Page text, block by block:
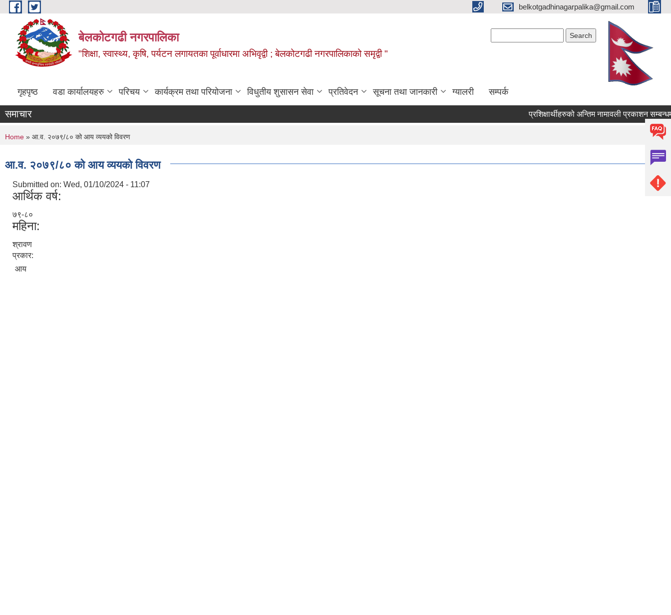
Skip to main content belkotgadhinagarpalika@gmail.com
बेलकोटगढी नगरपालिका
"शिक्षा, स्वास्थ्य, कृषि, पर्यटन लगायतका पूर्वाधारमा अभिवृद्वी ; बेलकोटगढी नगरपालिकाको समृद्वी "
गृहपृष्ठ वडा कार्यालयहरु परिचय कार्यक्रम तथा परियोजना विधुतीय शुसासन सेवा प्रतिवेदन सूचना तथा जानकारी ग्यालरी सम्पर्क
समाचार प्रशिक्षार्थीहरुको अन्तिम नामावली प्रकाशन सम्बन्धमा !
You are here
Home » आ.व. २०७९/८० को आय व्ययको विवरण
आ.व. २०७९/८० को आय व्ययको विवरण
Submitted on: Wed, 01/10/2024 - 11:07
आर्थिक वर्ष:
७९-८०
महिना:
श्रावण
प्रकार:
आय